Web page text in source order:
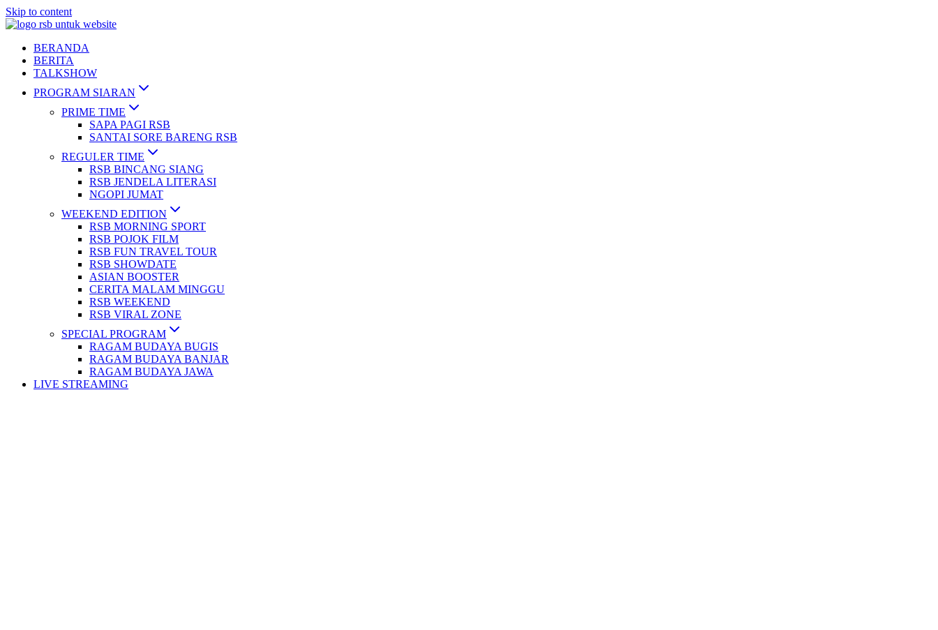
Skip to content
BERANDA
BERITA
TALKSHOW
PROGRAM SIARAN
PRIME TIME
SAPA PAGI RSB
SANTAI SORE BARENG RSB
REGULER TIME
RSB BINCANG SIANG
RSB JENDELA LITERASI
NGOPI JUMAT
WEEKEND EDITION
RSB MORNING SPORT
RSB POJOK FILM
RSB FUN TRAVEL TOUR
RSB SHOWDATE
ASIAN BOOSTER
CERITA MALAM MINGGU
RSB WEEKEND
RSB VIRAL ZONE
SPECIAL PROGRAM
RAGAM BUDAYA BUGIS
RAGAM BUDAYA BANJAR
RAGAM BUDAYA JAWA
LIVE STREAMING